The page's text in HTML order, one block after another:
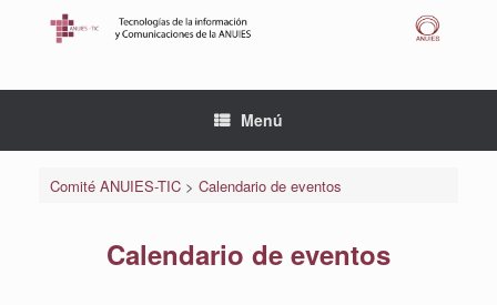
Menú
Comité ANUIES-TIC> Calendario de eventos
Calendario de eventos